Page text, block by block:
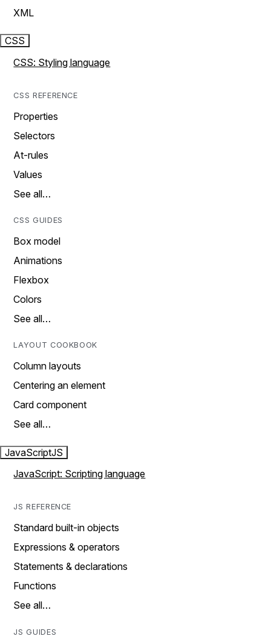
XML
CSS
CSS: Styling language
CSS REFERENCE
Properties
Selectors
At-rules
Values
See all…
CSS GUIDES
Box model
Animations
Flexbox
Colors
See all…
LAYOUT COOKBOOK
Column layouts
Centering an element
Card component
See all…
JavaScriptJS
JavaScript: Scripting language
JS REFERENCE
Standard built-in objects
Expressions & operators
Statements & declarations
Functions
See all…
JS GUIDES